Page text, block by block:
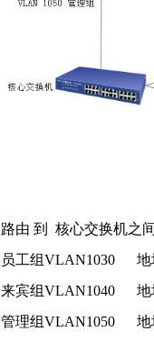
路由 到 核心交换机之
员工组VLAN1030 地
来宾组VLAN1040 地
管理组VLAN1050 地